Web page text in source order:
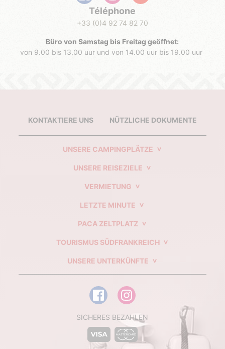
Téléphone
+33 (0)4 92 74 82 70
Büro von Samstag bis Freitag geöffnet:
von 9.00 bis 13.00 uur und von 14.00 uur bis 19.00 uur
KONTAKTIERE UNS NÜTZLICHE DOKUMENTE
UNSERE CAMPINGPLÄTZE
UNSERE REISEZIELE
VERMIETUNG
LETZTE MINUTE
PACA ZELTPLATZ
TOURISMUS SÜDFRANKREICH
UNSERE UNTERKÜNFTE
SICHERES BEZAHLEN